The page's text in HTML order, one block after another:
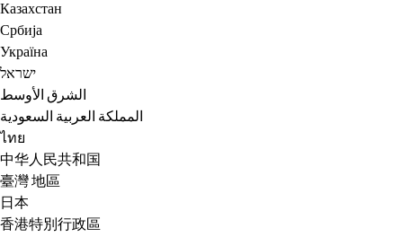
Казахстан
Србија
Україна
ישראל
الشرق الأوسط
المملكة العربية السعودية
ไทย
中华人民共和国
臺灣 地區
日本
香港特別行政區